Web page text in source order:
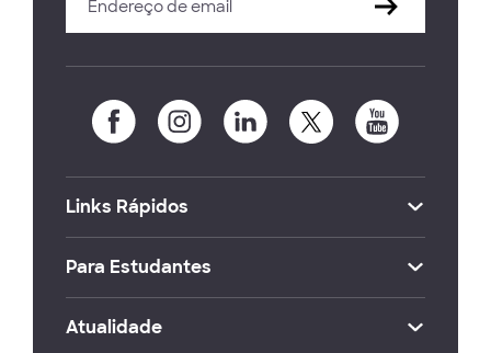
Links Rápidos
Para Estudantes
Atualidade